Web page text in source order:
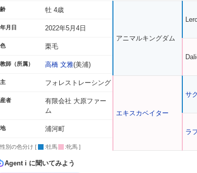
牡 4歳
月日 2022年5月4日
栗毛
師（所属） 高橋 文雅(美浦)
フォレストレーシング
者
有限会社 大原ファー
ム
浦河町
別の色分け [ :牡馬 :牝馬 ]
アニマルキングダム
エキスカベイター
サ
ラ
Agent i に聞いてみよう